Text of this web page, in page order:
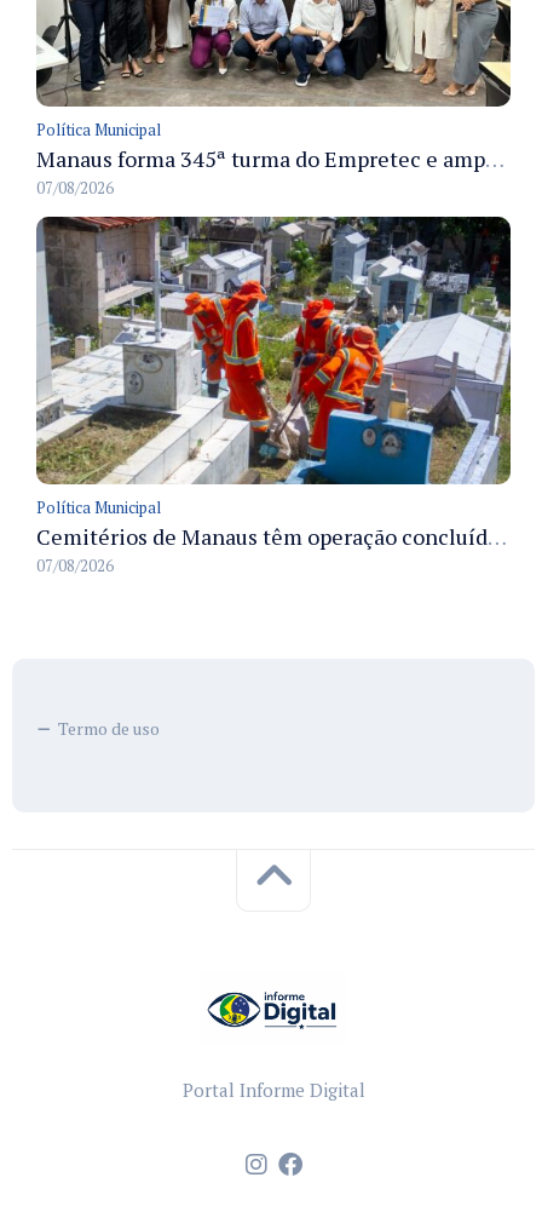
Política Municipal
Manaus forma 345ª turma do Empretec e amplia qualificação de empreendedores na cidade
07/08/2026
Política Municipal
Cemitérios de Manaus têm operação concluída e estrutura pronta para receber famílias no Dia dos Pais
07/08/2026
Termo de uso
Portal Informe Digital